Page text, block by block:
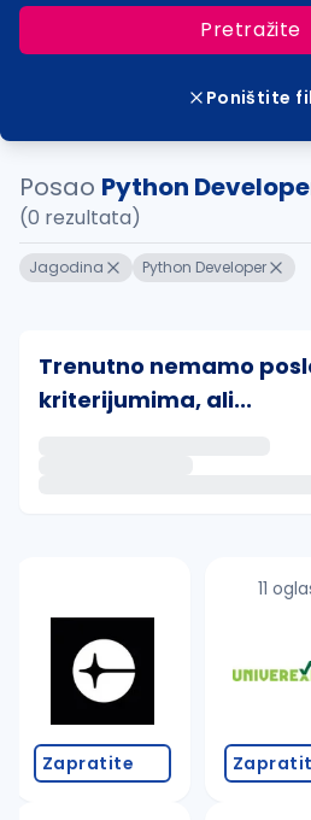
Pretražite
Poništite
Posao Python
(0 rezultata)
Jagodina Python Developer
Trenutno nemamo
kriterijumima, ali...
Takođe možete da:
proverite pravopisne
povećajte radijus za
promenite odabrane
Zapratite
11